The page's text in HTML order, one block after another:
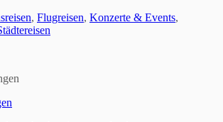
, Flugreisen, Konzerte & Events,